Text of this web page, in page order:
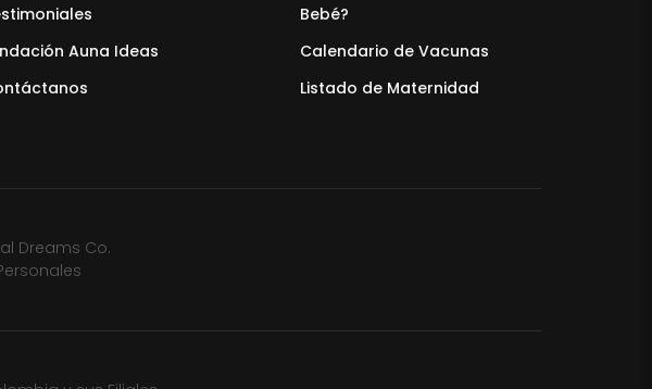
Auna Ideas
Bebé?
Calendario de Vacunas
Listado de Maternidad
Dreams Co.